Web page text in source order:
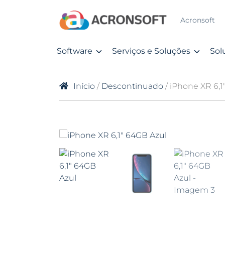
Acronsoft
Software Serviços e Soluções
Início / Descontinuado / iPhone XR